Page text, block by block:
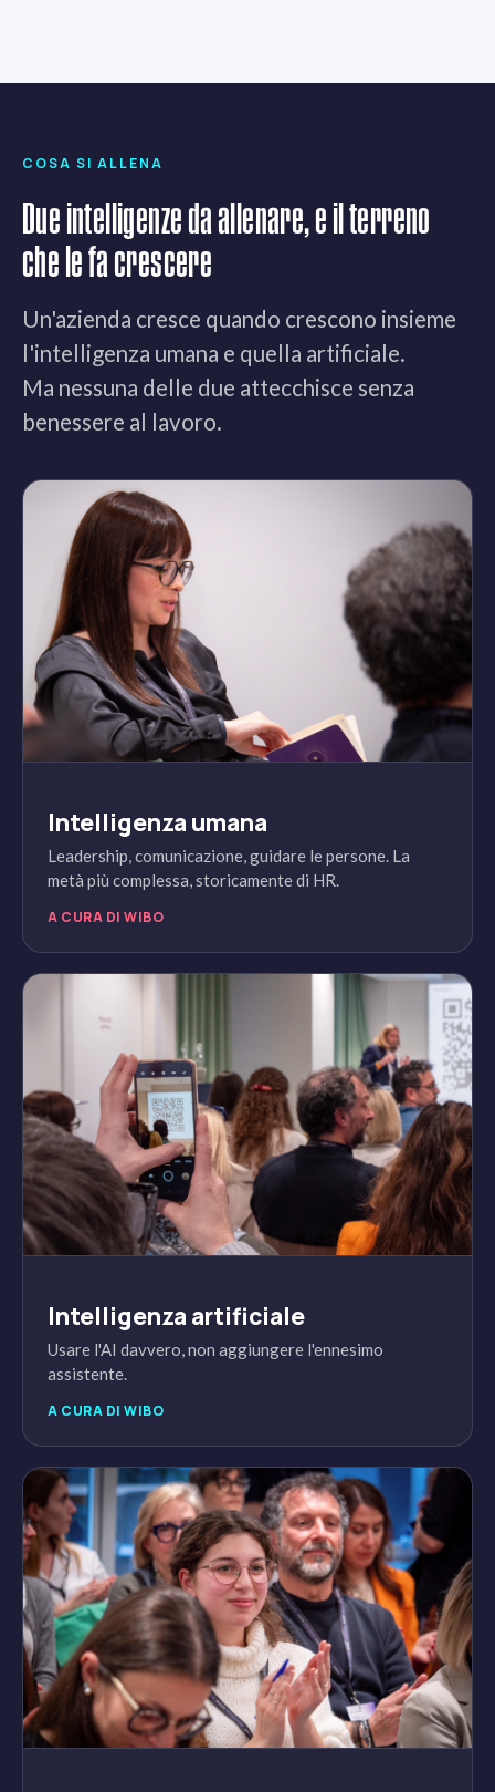
COSA SI ALLENA
Due intelligenze da allenare, e il terreno
che le fa crescere
Un'azienda cresce quando crescono insieme
l'intelligenza umana e quella artificiale.
Ma nessuna delle due attecchisce senza
benessere al lavoro.
Intelligenza umana
Leadership, comunicazione, guidare le persone. La
metà più complessa, storicamente di HR.
A CURA DI WIBO
Intelligenza artificiale
Usare l'AI davvero, non aggiungere l'ennesimo
assistente.
A CURA DI WIBO